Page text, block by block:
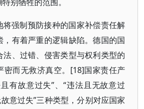
将强制预防接种的国家补偿责任解
，有着严重的逻辑缺陷。德国的国
法、过错、侵害类型与权利类型的
密而无救济真空。[18]国家责任产
有故意过失”、“违法且无故意过
意过失”三种类型，分别对应国家